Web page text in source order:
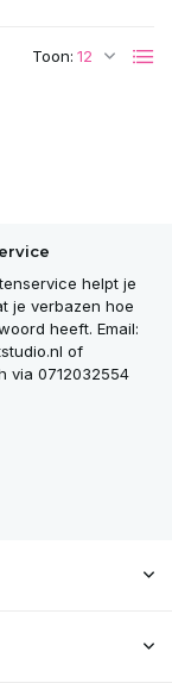
Toon:
helpt je
je verbazen hoe
heeft. Email:
of
via 0712032554